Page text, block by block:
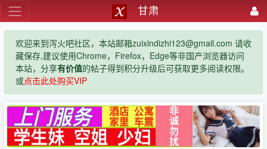
甘肃
欢迎来到泻火吧社区，本站邮箱zuixindizhi123@gmail.com 请收
藏保存,建议使用Chrome，Firefox，Edge等非国产浏览器访问
本站，分享有价值的帖子得到积分升级后可获取更多阅读权限。
或点击此处购买VIP